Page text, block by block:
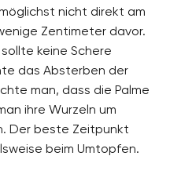
nicht direkt am
Zentimeter davor.
keine Schere
das Absterben der
man, dass die Palme
ihre Wurzeln um
Der beste Zeitpunkt
beim Umtopfen.